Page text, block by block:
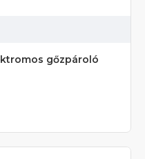
gőzpároló